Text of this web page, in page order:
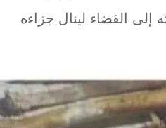
إلى القضاء لينال جزاءه